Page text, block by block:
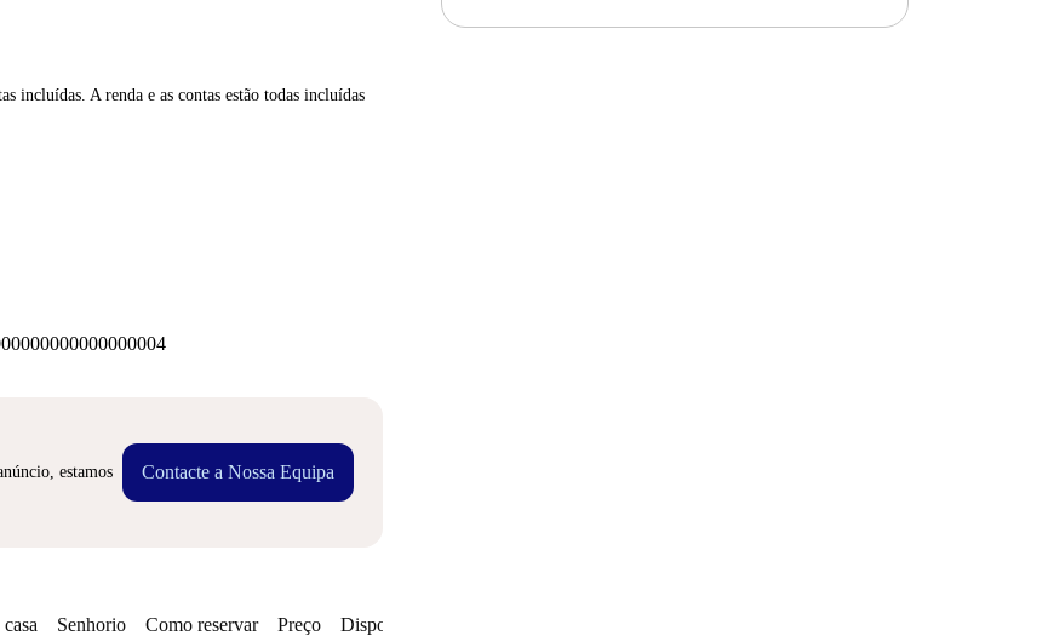
incluídas. A renda e as contas estão todas incluídas
estamos
Contacte a Nossa Equipa
seu dinheiro na totalidade.
Senhorio Como reservar Preço Disponibilidades